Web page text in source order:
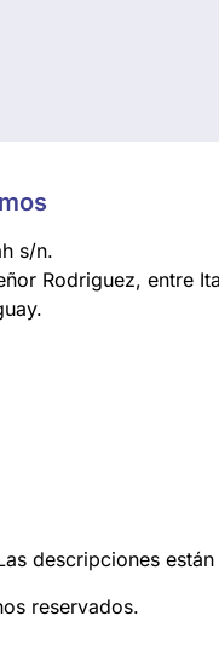
s/n.
Rodriguez, entre
descripciones
reservados.